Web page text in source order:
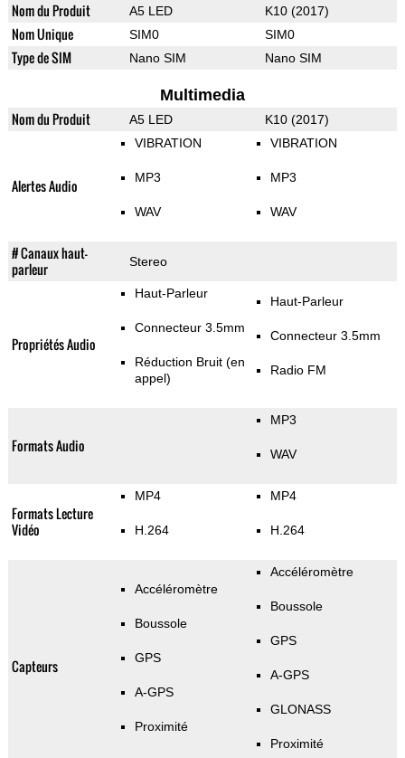
Nom du Produit A5 LED K10 (2017)
Nom Unique SIM0 SIM0
Type de SIM Nano SIM Nano SIM
Multimedia
Nom du Produit A5 LED K10 (2017)
Alertes Audio
VIBRATION
MP3
WAV
VIBRATION
MP3
WAV
# Canaux haut-
parleur
Stereo
Propriétés Audio
Haut-Parleur
Connecteur 3.5mm
Réduction Bruit (en
appel)
Haut-Parleur
Connecteur 3.5mm
Radio FM
Formats Audio
MP3
WAV
Formats Lecture
Vidéo
MP4
H.264
MP4
H.264
Capteurs
Accéléromètre
Boussole
GPS
A-GPS
Proximité
Accéléromètre
Boussole
GPS
A-GPS
GLONASS
Proximité